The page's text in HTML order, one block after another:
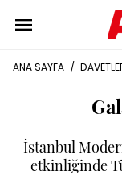
ANA SAYFA /
İstanbul
etkinliğinde